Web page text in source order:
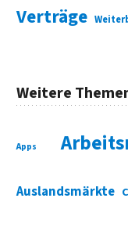
Verträge
Weitere
Apps
Auslandsmärkte